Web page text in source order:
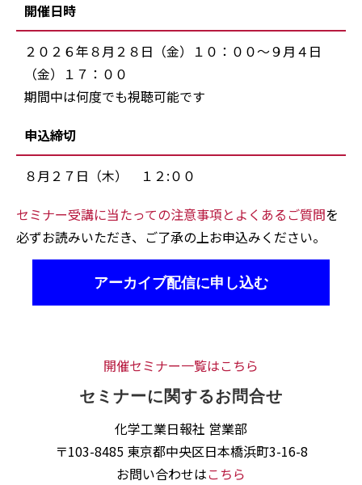
開催日時
２０２６年８月２８日（金）１０：００～９月４日
（金）１７：００
期間中は何度でも視聴可能です
申込締切
８月２７日（木） １２:００
セミナー受講に当たっての注意事項とよくあるご質問を
必ずお読みいただき、ご了承の上お申込みください。
アーカイブ配信に申し込む
開催セミナー一覧はこちら
セミナーに関するお問合せ
化学工業日報社 営業部
〒103-8485 東京都中央区日本橋浜町3-16-8
お問い合わせはこちら